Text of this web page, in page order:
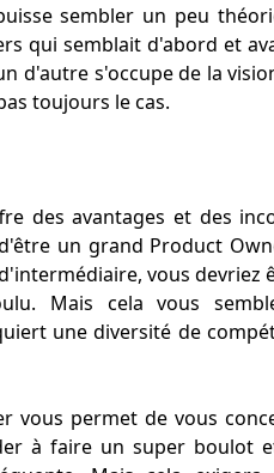
sembler un peu
qui semblait d'abord et
d'autre s'occupe de la
toujours le cas.
des avantages et des
un grand Product
vous devriez
Mais cela vous
une diversité de
vous permet de vous
à faire un super boulot